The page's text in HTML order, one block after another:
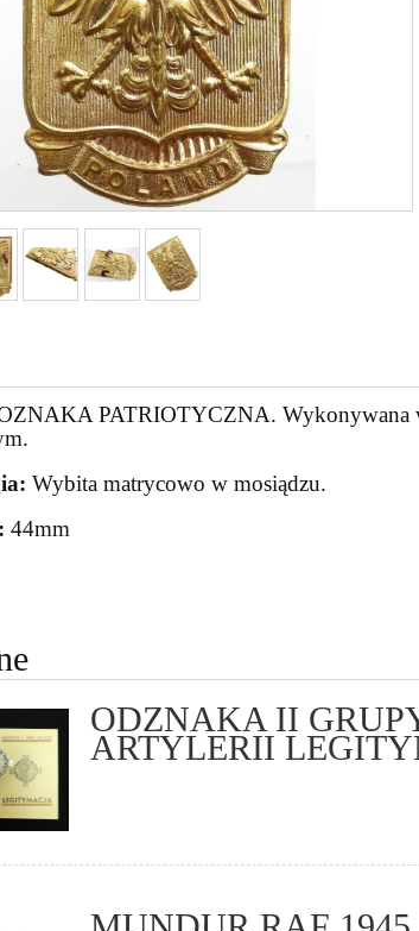
PATRIOTYCZNA. Wykonywana
Wybita matrycowo w mosiądzu.
44mm
ODZNAKA II
ARTYLERII